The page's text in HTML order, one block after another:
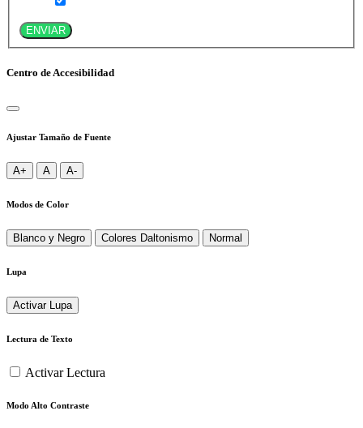
ENVIAR
Centro de Accesibilidad
Ajustar Tamaño de Fuente
A+ A A-
Modos de Color
Blanco y Negro Colores Daltonismo Normal
Lupa
Activar Lupa
Lectura de Texto
Activar Lectura
Modo Alto Contraste